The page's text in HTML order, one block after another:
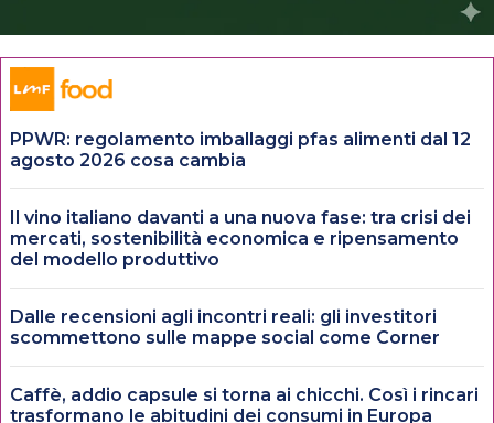
PPWR: regolamento imballaggi pfas alimenti dal 12
agosto 2026 cosa cambia
Il vino italiano davanti a una nuova fase: tra crisi dei
mercati, sostenibilità economica e ripensamento
del modello produttivo
Dalle recensioni agli incontri reali: gli investitori
scommettono sulle mappe social come Corner
Caffè, addio capsule si torna ai chicchi. Così i rincari
trasformano le abitudini dei consumi in Europa